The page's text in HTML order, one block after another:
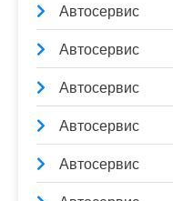
Автосервис
Автосервис
Автосервис
Автосервис
Автосервис